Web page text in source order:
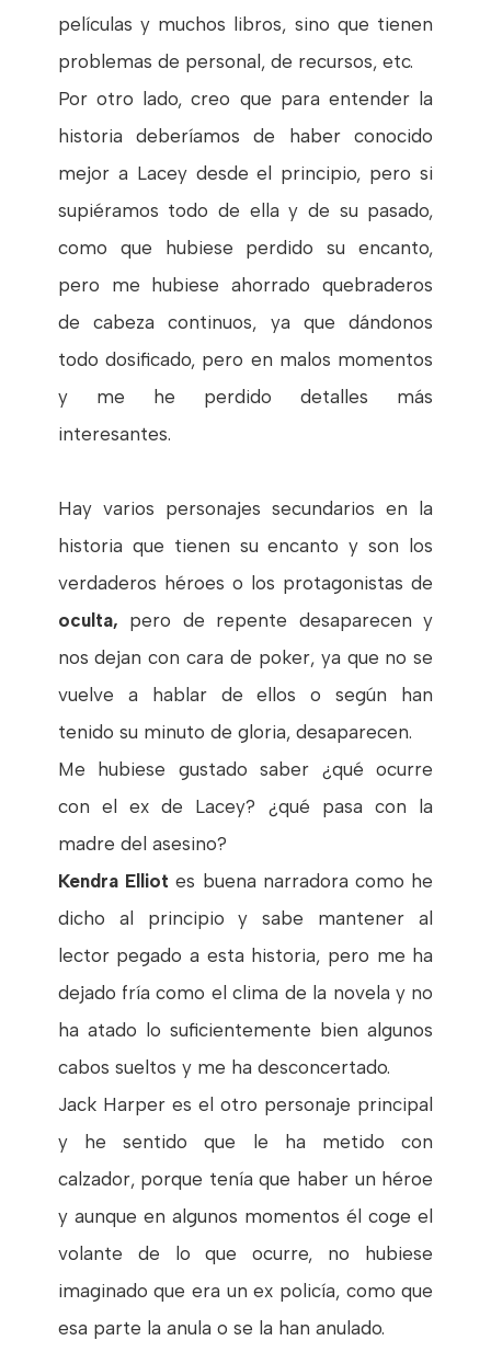
películas y muchos libros, sino que tienen
problemas de personal, de recursos, etc.
Por otro lado, creo que para entender la
historia deberíamos de haber conocido
mejor a Lacey desde el principio, pero si
supiéramos todo de ella y de su pasado,
como que hubiese perdido su encanto,
pero me hubiese ahorrado quebraderos
de cabeza continuos, ya que dándonos
todo dosificado, pero en malos momentos
y me he perdido detalles más
interesantes.
Hay varios personajes secundarios en la
historia que tienen su encanto y son los
verdaderos héroes o los protagonistas de
oculta, pero de repente desaparecen y
nos dejan con cara de poker, ya que no se
vuelve a hablar de ellos o según han
tenido su minuto de gloria, desaparecen.
Me hubiese gustado saber ¿qué ocurre
con el ex de Lacey? ¿qué pasa con la
madre del asesino?
Kendra Elliotes buena narradora como he
dicho al principio y sabe mantener al
lector pegado a esta historia, pero me ha
dejado fría como el clima de la novela y no
ha atado lo suficientemente bien algunos
cabos sueltos y me ha desconcertado.
Jack Harper es el otro personaje principal
y he sentido que le ha metido con
calzador, porque tenía que haber un héroe
y aunque en algunos momentos él coge el
volante de lo que ocurre, no hubiese
imaginado que era un ex policía, como que
esa parte la anula o se la han anulado.